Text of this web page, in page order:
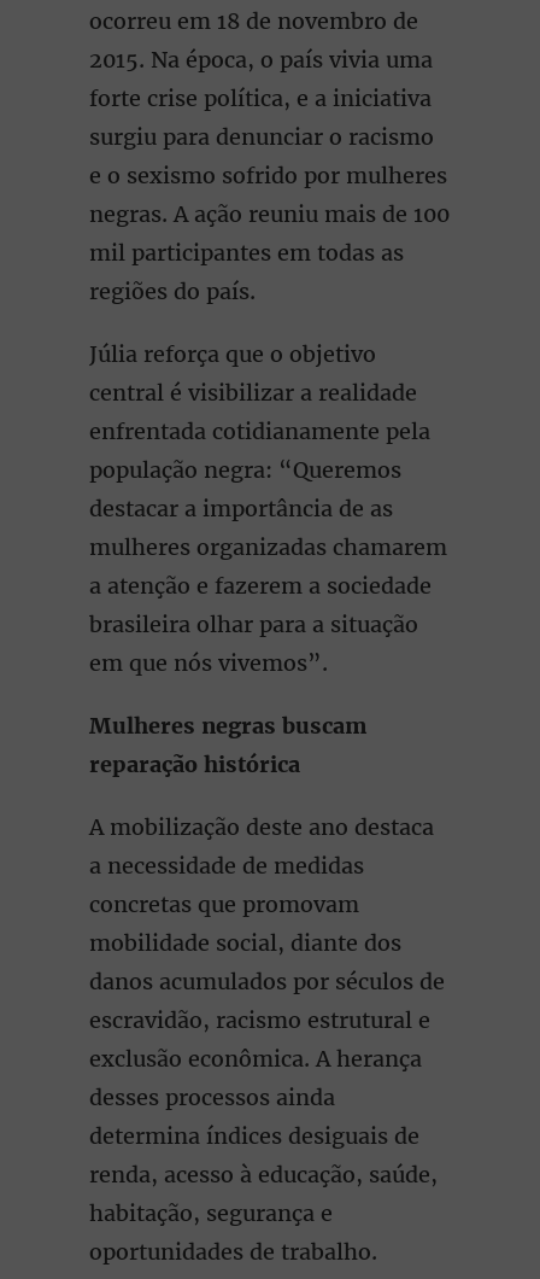
ocorreu em 18 de novembro de
2015. Na época, o país vivia uma
forte crise política, e a iniciativa
surgiu para denunciar o racismo
e o sexismo sofrido por mulheres
negras. A ação reuniu mais de 100
mil participantes em todas as
regiões do país.
Júlia reforça que o objetivo
central é visibilizar a realidade
enfrentada cotidianamente pela
população negra: “Queremos
destacar a importância de as
mulheres organizadas chamarem
a atenção e fazerem a sociedade
brasileira olhar para a situação
em que nós vivemos”.
Mulheres negras buscam
reparação histórica
A mobilização deste ano destaca
a necessidade de medidas
concretas que promovam
mobilidade social, diante dos
danos acumulados por séculos de
escravidão, racismo estrutural e
exclusão econômica. A herança
desses processos ainda
determina índices desiguais de
renda, acesso à educação, saúde,
habitação, segurança e
oportunidades de trabalho.